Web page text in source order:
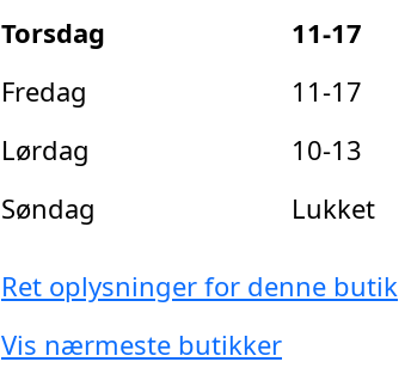
Torsdag
11-17
Fredag
11-17
Lørdag
10-13
Søndag
Lukket
Ret oplysninger for denne butik
Vis nærmeste butikker